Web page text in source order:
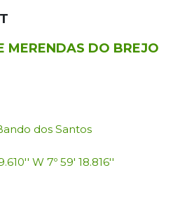
MERENDAS DO BREJO
dos Santos
W 7º 59' 18.816''